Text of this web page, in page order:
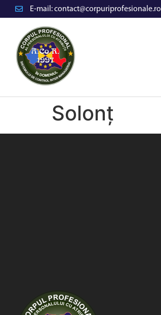
E-mail:contact@corpuriprofesionale.ro
Solonț